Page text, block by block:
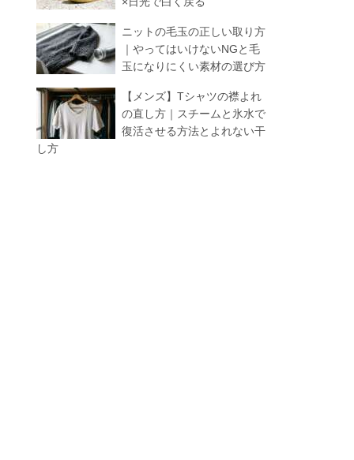
ニットの毛玉の正しい取り方
｜やってはいけないNGと毛
玉になりにくい素材の選び方
【メンズ】Tシャツの襟よれ
の直し方｜スチームと氷水で
復活させる方法とよれない干
し方